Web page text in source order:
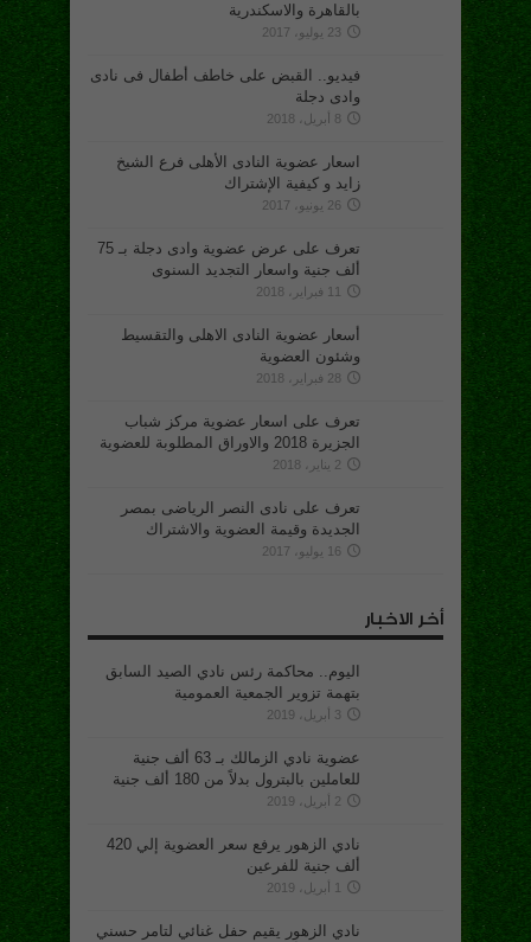
بالقاهرة والاسكندرية
23 يوليو، 2017
فيديو.. القبض على خاطف أطفال فى نادى
وادى دجلة
8 أبريل، 2018
اسعار عضوية النادى الأهلى فرع الشيخ
زايد و كيفية الإشتراك
26 يونيو، 2017
تعرف على عرض عضوية وادى دجلة بـ 75
ألف جنية واسعار التجديد السنوى
11 فبراير، 2018
أسعار عضوية النادى الاهلى والتقسيط
وشئون العضوية
28 فبراير، 2018
تعرف على اسعار عضوية مركز شباب
الجزيرة 2018 والاوراق المطلوبة للعضوية
2 يناير، 2018
تعرف على نادى النصر الرياضى بمصر
الجديدة وقيمة العضوية والاشتراك
16 يوليو، 2017
أخر الاخبار
اليوم.. محاكمة رئس نادي الصيد السابق
بتهمة تزوير الجمعية العمومية
3 أبريل، 2019
عضوية نادي الزمالك بـ 63 ألف جنية
للعاملين بالبترول بدلاً من 180 ألف جنية
2 أبريل، 2019
نادي الزهور يرفع سعر العضوية إلي 420
ألف جنية للفرعين
1 أبريل، 2019
نادي الزهور يقيم حفل غنائي لتامر حسني